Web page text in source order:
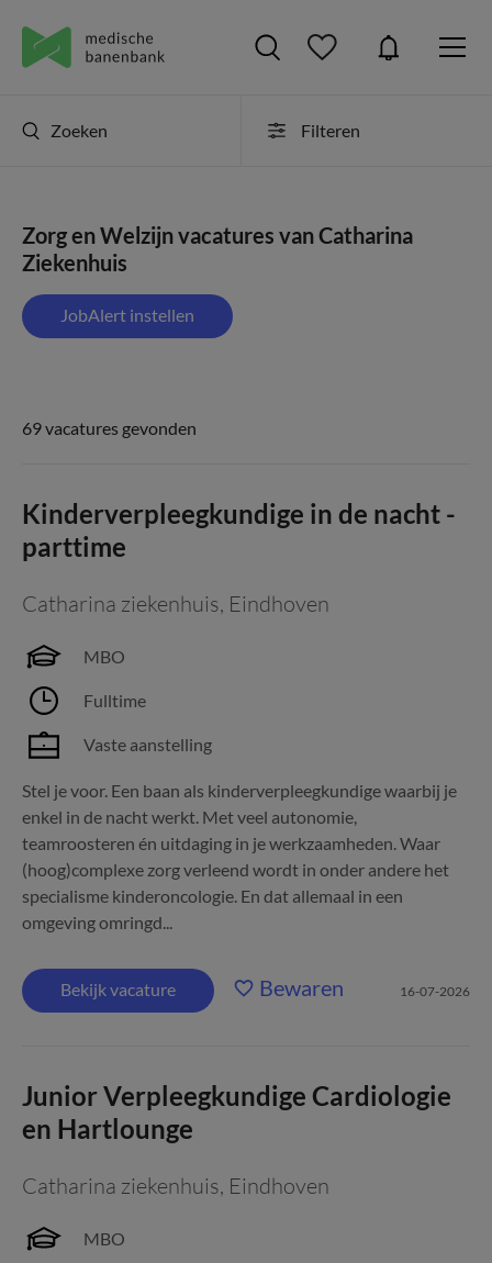
Zoeken Filteren
Zorg en Welzijn vacatures van Catharina
Ziekenhuis
JobAlert instellen
69 vacatures gevonden
Kinderverpleegkundige in de nacht -
parttime
Catharina ziekenhuis, Eindhoven
MBO
Fulltime
Vaste aanstelling
Stel je voor. Een baan als kinderverpleegkundige waarbij je
enkel in de nacht werkt. Met veel autonomie,
teamroosteren én uitdaging in je werkzaamheden. Waar
(hoog)complexe zorg verleend wordt in onder andere het
specialisme kinderoncologie. En dat allemaal in een
omgeving omringd...
Bekijk vacature Bewaren 16-07-2026
Junior Verpleegkundige Cardiologie
en Hartlounge
Catharina ziekenhuis, Eindhoven
MBO